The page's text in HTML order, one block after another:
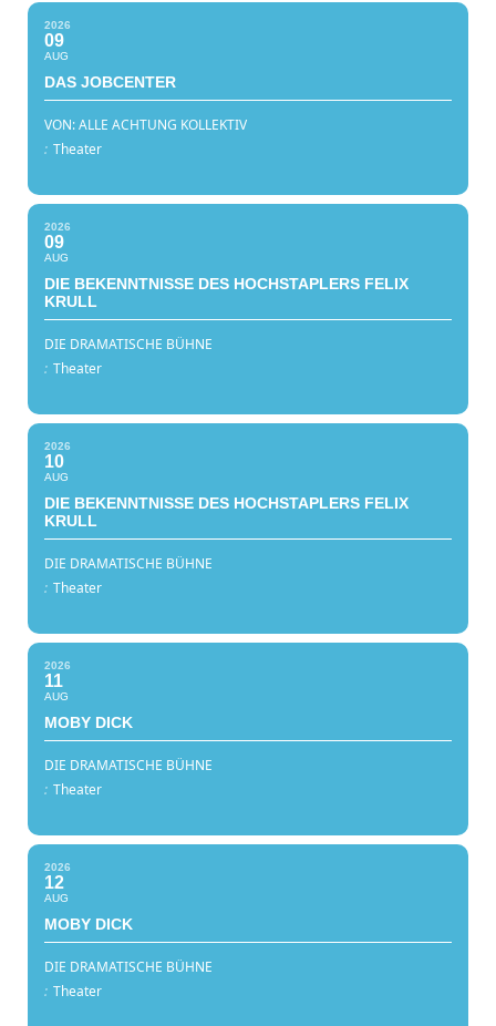
2026
09
AUG
DAS JOBCENTER
VON: ALLE ACHTUNG KOLLEKTIV
: Theater
2026
09
AUG
DIE BEKENNTNISSE DES HOCHSTAPLERS FELIX
KRULL
DIE DRAMATISCHE BÜHNE
: Theater
2026
10
AUG
DIE BEKENNTNISSE DES HOCHSTAPLERS FELIX
KRULL
DIE DRAMATISCHE BÜHNE
: Theater
2026
11
AUG
MOBY DICK
DIE DRAMATISCHE BÜHNE
: Theater
2026
12
AUG
MOBY DICK
DIE DRAMATISCHE BÜHNE
: Theater